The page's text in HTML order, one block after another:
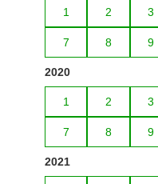
1 2 3
7 8 9
2020
1 2 3
7 8 9
2021